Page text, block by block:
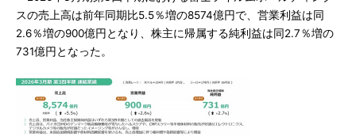
スの売上高は前年同期比5.5％増の8574億円で、営業利益は同
2.6％増の900億円となり、株主に帰属する純利益は同2.7％増の
731億円となった。